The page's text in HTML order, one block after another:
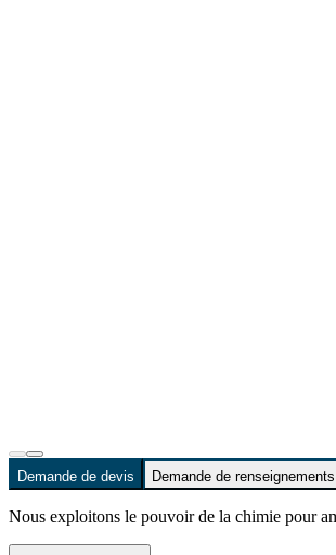
Demande de devis Demande de renseignements
Nous exploitons le pouvoir de la chimie pour